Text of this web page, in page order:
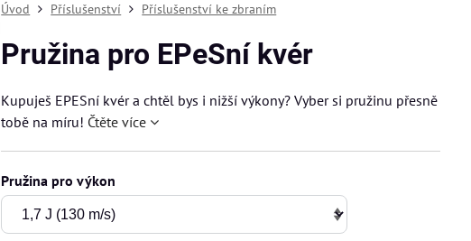
Úvod Příslušenství Příslušenství ke zbraním
Pružina pro EPeSní kvér
Kupuješ EPESní kvér a chtěl bys i nižší výkony? Vyber si pružinu přesně
tobě na míru! Čtěte více
Pružina pro výkon